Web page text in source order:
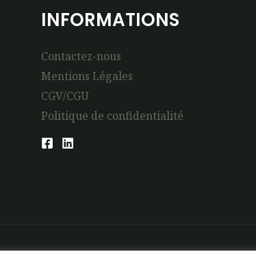
INFORMATIONS
Contactez-nous
Mentions Légales
CGV/CGU
Politique de confidentialité